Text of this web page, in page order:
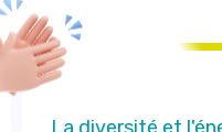
La diversité et